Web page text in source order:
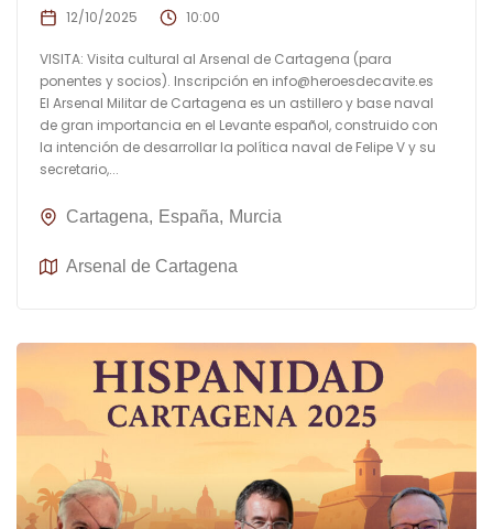
12/10/2025 10:00
VISITA: Visita cultural al Arsenal de Cartagena (para
ponentes y socios). Inscripción en info@heroesdecavite.es
El Arsenal Militar de Cartagena es un astillero y base naval
de gran importancia en el Levante español, construido con
la intención de desarrollar la política naval de Felipe V y su
secretario,...
Cartagena España Murcia
Arsenal de Cartagena